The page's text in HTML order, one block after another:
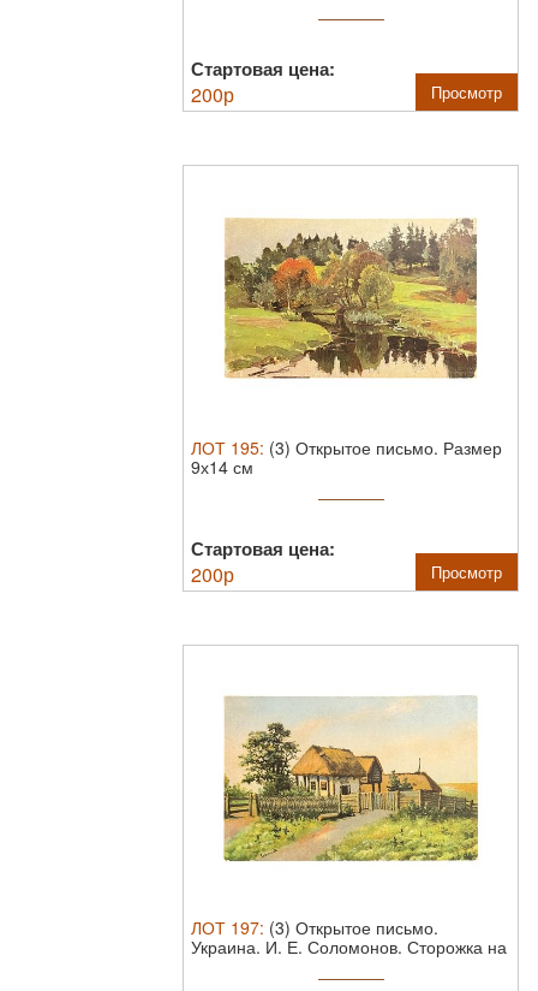
Стартовая цена:
200р Просмотр
ЛОТ 195: (3) Открытое письмо. Размер
9х14 см
Стартовая цена:
200р Просмотр
ЛОТ 197: (3) Открытое письмо.
Украина. И. Е. Соломонов. Сторожка на